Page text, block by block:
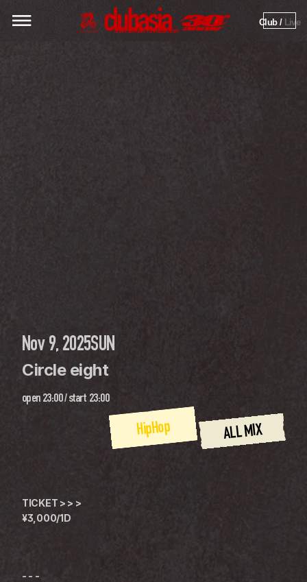
Club / Live
Nov 9, 2025SUN
Circle eight
open 23:00 / start 23:00
ALL MIX
HipHop
TICKET > > >
¥3,000/1D
- - -